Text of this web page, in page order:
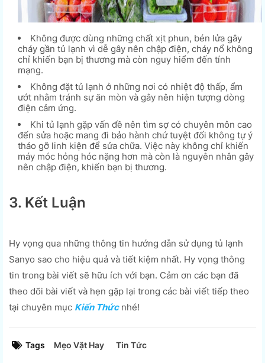
Không được dùng những chất xịt phun, bén lửa gây
cháy gần tủ lạnh vì dễ gây nên chập điện, cháy nổ không
chỉ khiến bạn bị thương mà còn nguy hiểm đến tính
mạng.
Không đặt tủ lạnh ở những nơi có nhiệt độ thấp, ẩm
ướt nhằm tránh sự ăn mòn và gây nên hiện tượng dòng
điện cảm ứng.
Khi tủ lạnh gặp vấn đề nên tìm sợ có chuyên môn cao
đến sửa hoặc mang đi bảo hành chứ tuyệt đối không tự ý
tháo gỡ linh kiện để sửa chữa. Việc này không chỉ khiến
máy móc hỏng hóc nặng hơn mà còn là nguyên nhân gây
nên chập điện, khiến bạn bị thương.
3. Kết Luận
Hy vọng qua những thông tin hướng dẫn sử dụng tủ lạnh
Sanyo sao cho hiệu quả và tiết kiệm nhất. Hy vọng thông
tin trong bài viết sẽ hữu ích với bạn. Cảm ơn các bạn đã
theo dõi bài viết và hẹn gặp lại trong các bài viết tiếp theo
tại chuyên mục Kiến Thứcnhé!
Tags Mẹo Vặt Hay Tin Tức